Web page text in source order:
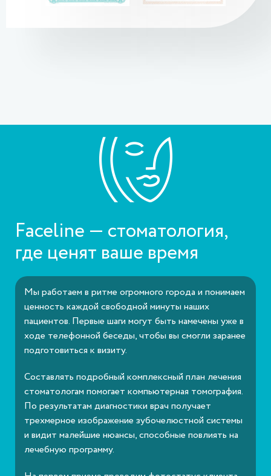
Faceline — стоматология,
где ценят ваше время
Мы работаем в ритме огромного города и понимаем
ценность каждой свободной минуты наших
пациентов. Первые шаги могут быть намечены уже в
ходе телефонной беседы, чтобы вы смогли заранее
подготовиться к визиту.
Составлять подробный комплексный план лечения
стоматологам помогает компьютерная томография.
По результатам диагностики врач получает
трехмерное изображение зубочелюстной системы
и видит малейшие нюансы, способные повлиять на
лечебную программу.